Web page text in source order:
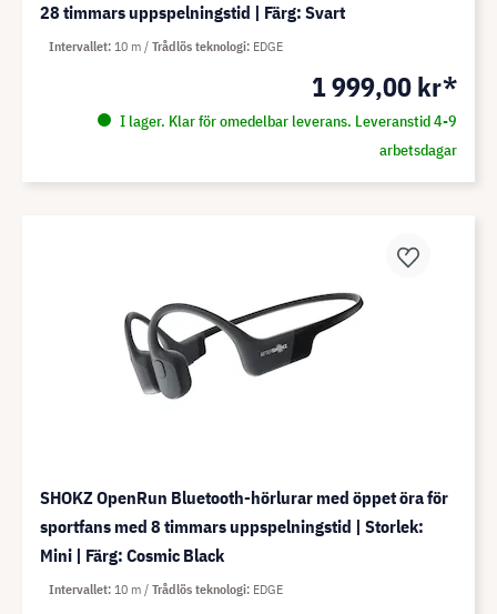
28 timmars uppspelningstid | Färg: Svart
1 999,00 kr*
I lager. Klar för omedelbar leverans. Leveranstid 4-9
arbetsdagar
Intervallet 10 m Trådlös teknologi EDGE
SHOKZ OpenRun Bluetooth-hörlurar med öppet öra för
sportfans med 8 timmars uppspelningstid | Storlek:
Mini | Färg: Cosmic Black
Intervallet 10 m Trådlös teknologi EDGE